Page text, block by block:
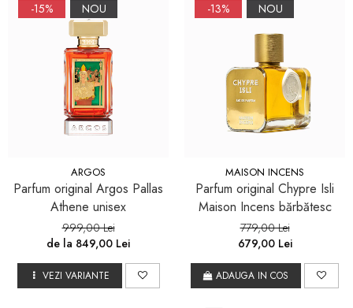
-15% NOU
ARGOS
Parfum original Argos Pallas
Athene unisex
999,00 Lei
de la 849,00 Lei
VEZI VARIANTE
-13% NOU
MAISON INCENS
Parfum original Chypre Isli
Maison Incens bărbătesc
779,00 Lei
679,00 Lei
ADAUGA IN COS